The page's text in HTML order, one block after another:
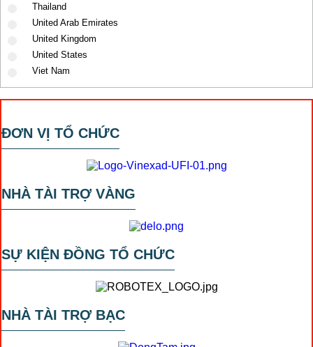
Thailand
United Arab Emirates
United Kingdom
United States
Viet Nam
ĐƠN VỊ TỔ CHỨC
NHÀ TÀI TRỢ VÀNG
SỰ KIỆN ĐỒNG TỔ CHỨC
NHÀ TÀI TRỢ BẠC